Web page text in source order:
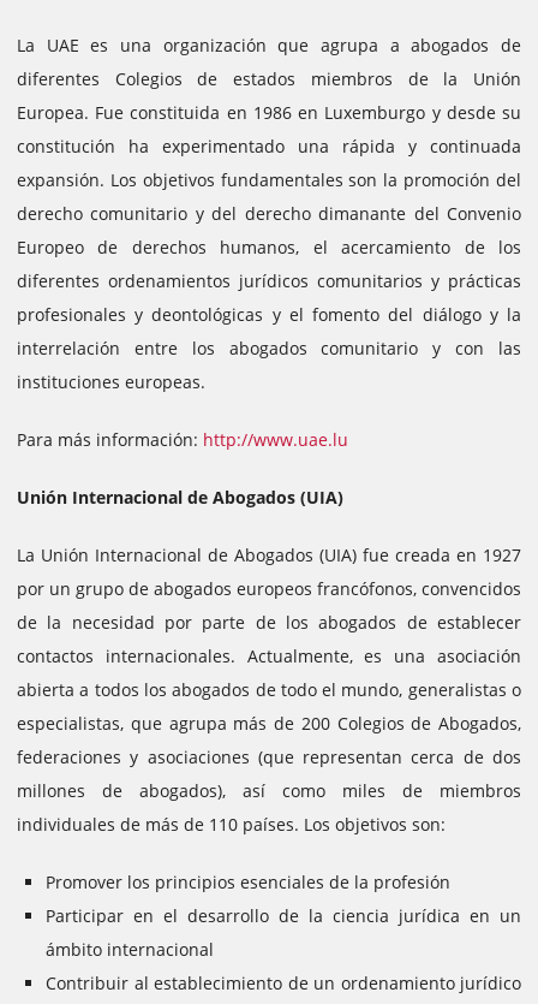
La UAE es una organización que agrupa a abogados de
diferentes Colegios de estados miembros de la Unión
Europea. Fue constituida en 1986 en Luxemburgo y desde su
constitución ha experimentado una rápida y continuada
expansión. Los objetivos fundamentales son la promoción del
derecho comunitario y del derecho dimanante del Convenio
Europeo de derechos humanos, el acercamiento de los
diferentes ordenamientos jurídicos comunitarios y prácticas
profesionales y deontológicas y el fomento del diálogo y la
interrelación entre los abogados comunitario y con las
instituciones europeas.
Para más información: http://www.uae.lu
Unión Internacional de Abogados (UIA)
La Unión Internacional de Abogados (UIA) fue creada en 1927
por un grupo de abogados europeos francófonos, convencidos
de la necesidad por parte de los abogados de establecer
contactos internacionales. Actualmente, es una asociación
abierta a todos los abogados de todo el mundo, generalistas o
especialistas, que agrupa más de 200 Colegios de Abogados,
federaciones y asociaciones (que representan cerca de dos
millones de abogados), así como miles de miembros
individuales de más de 110 países. Los objetivos son:
Promover los principios esenciales de la profesión
Participar en el desarrollo de la ciencia jurídica en un
ámbito internacional
Contribuir al establecimiento de un ordenamiento jurídico